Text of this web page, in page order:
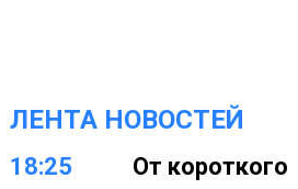
ЛЕНТА НОВОСТЕЙ
18:25
От короткого